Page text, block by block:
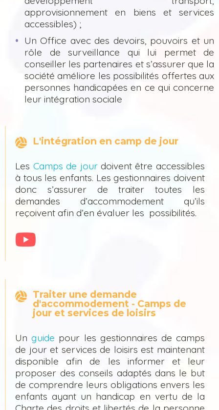
approvisionnement en biens et services
accessibles) ;
Un Office avec des devoirs, pouvoirs et un
rôle de surveillance qui lui permet de
conseiller les partenaires et s’assurer que la
société améliore les possibilités offertes aux
personnes handicapées en ce qui concerne
leur intégration sociale
L'intégration en camp de jour
Les Camps de jourdoivent être accessibles
à tous les enfants. Les gestionnaires doivent
donc s’assurer de traiter toutes les
demandes d’accommodement qu’ils
reçoivent afin d’en évaluer les possibilités.
Traiter une demande
d'accommodement - Camps de
jour et services de loisirs
Unguide pour les gestionnaires de camps
de jour et services de loisirs est maintenant
disponible afin de les informer et leur
proposer des conseils adaptés dans le but
de comprendre leurs obligations envers les
enfants ayant un handicap en vertu de la